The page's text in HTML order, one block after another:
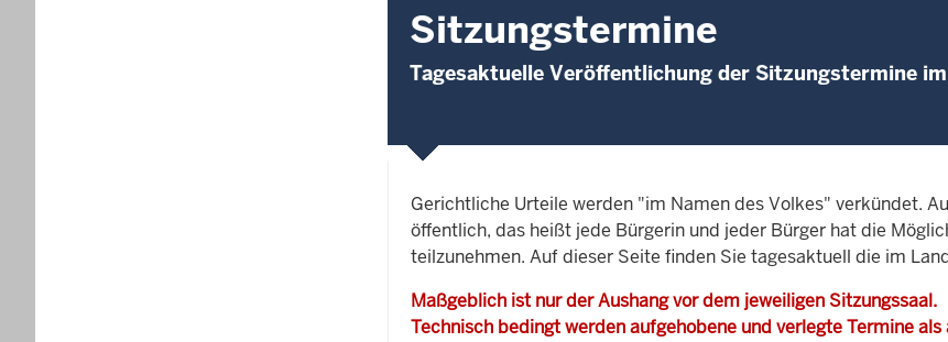
Sitzungstermine
Tagesaktuelle Veröffentlichung der Sitzungstermine
Gerichtliche Urteile werden "im Namen des Volkes" verkündet.
öffentlich, das heißt jede Bürgerin und jeder Bürger hat die
teilzunehmen. Auf dieser Seite finden Sie tagesaktuell die im
Maßgeblich ist nur der Aushang vor dem jeweiligen Sitzungssaal.
Technisch bedingt werden aufgehobene und verlegte Termine